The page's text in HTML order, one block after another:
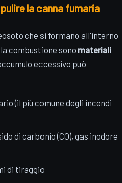
la canna fumaria
che si formano all'interno
combustione sono materiali
eccessivo può
(il più comune degli incendi
di carbonio (CO), gas inodore
di tiraggio